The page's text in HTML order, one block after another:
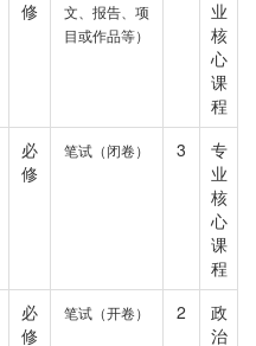
修
文、报告、项
目或作品等）
业
核
心
课
程
必
修
笔试（闭卷） 3
专
业
核
心
课
程
必
修
笔试（开卷） 2
政
治